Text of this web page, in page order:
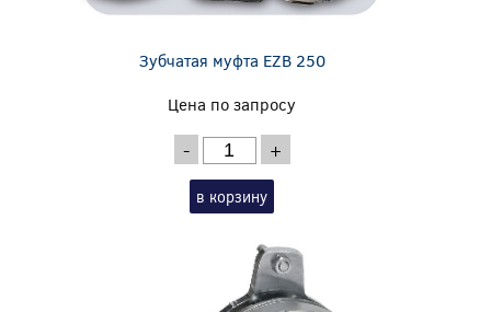
Зубчатая муфта EZB 250
Цена по запросу
- +
в корзину